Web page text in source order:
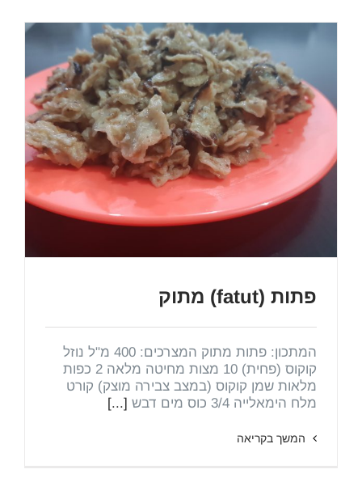
פתות (fatut) מתוק
המתכון: פתות מתוק המצרכים: 400 מ"ל נוזל
קוקוס (פחית) 10 מצות מחיטה מלאה 2 כפות
מלאות שמן קוקוס (במצב צבירה מוצק) קורט
מלח הימאלייה 3/4 כוס מים דבש
[...]
המשך בקריאה